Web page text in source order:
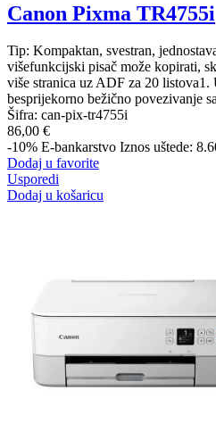
Canon Pixma TR4755i
Tip: Kompaktan, svestran,
višefunkcijski pisač može kopirati,
više stranica uz ADF za 20
besprijekorno bežično povezivanje
Šifra: can-pix-tr4755i
86,00 €
-10% E-bankarstvo Iznos uštede:
Dodaj u favorite
Usporedi
Dodaj u košaricu